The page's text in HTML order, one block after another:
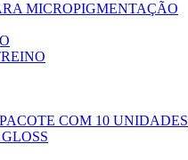
MICROPIGMENTAÇÃO
COM 10 UNIDADES